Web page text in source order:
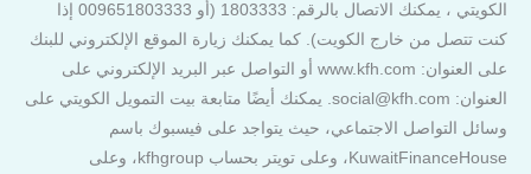
الكويتي ، يمكنك الاتصال بالرقم: 1803333 (أو 009651803333 إذا
كنت تتصل من خارج الكويت). كما يمكنك زيارة الموقع الإلكتروني للبنك
على العنوان: www.kfh.com أو التواصل عبر البريد الإلكتروني على
العنوان: social@kfh.com. يمكنك أيضًا متابعة بيت التمويل الكويتي على
وسائل التواصل الاجتماعي، حيث يتواجد على فيسبوك باسم
KuwaitFinanceHouse، وعلى تويتر بحساب kfhgroup، وعلى